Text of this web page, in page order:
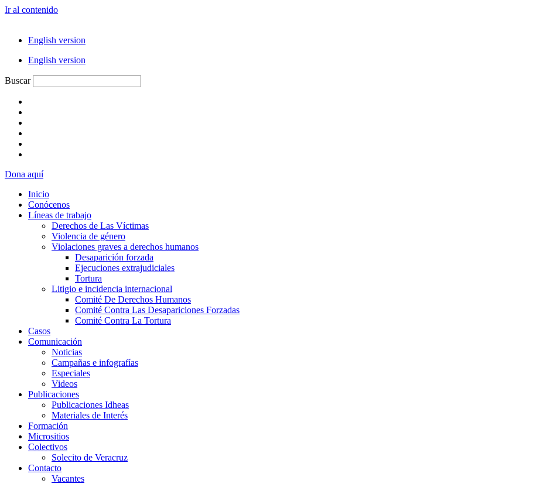
Ir al contenido
English version
English version
Buscar
Dona aquí
Inicio
Conócenos
Líneas de trabajo
Derechos de Las Víctimas
Violencia de género
Violaciones graves a derechos humanos
Desaparición forzada​
Ejecuciones extrajudiciales
Tortura
Litigio e incidencia internacional
Comité De Derechos Humanos​
Comité Contra Las Desapariciones Forzadas
Comité Contra La Tortura​
Casos
Comunicación
Noticias
Campañas e infografías
Especiales
Videos
Publicaciones
Publicaciones Idheas
Materiales de Interés
Formación
Micrositios
Colectivos
Solecito de Veracruz
Contacto
Vacantes